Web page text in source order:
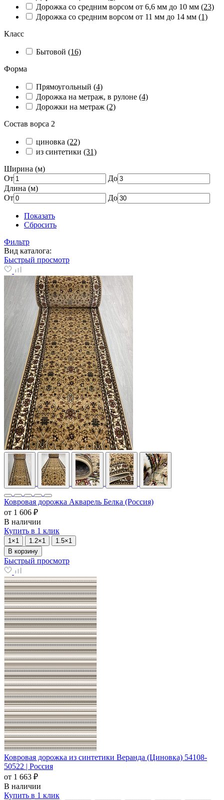
Дорожка со средним ворсом от 6,6 мм до 10 мм (23)
Дорожка со средним ворсом от 11 мм до 14 мм (1)
Класс
Бытовой (16)
Форма
Прямоугольный (4)
Дорожка на метраж, в рулоне (4)
Дорожки на метраж (2)
Состав ворса 2
циновка (22)
из синтетики (31)
Ширина (м)
От
До
Длина (м)
От
До
Показать
Сбросить
Фильтр
Вид каталога:
Быстрый просмотр
Ковровая дорожка Акварель Белка (Россия)
от 1 606 ₽
В наличии
Купить в 1 клик
1×1 1.2×1
1.5×1
В корзину
Быстрый просмотр
Ковровая дорожка из синтетики Веранда (Циновка) 54108-
50522 | Россия
от 1 663 ₽
В наличии
Купить в 1 клик